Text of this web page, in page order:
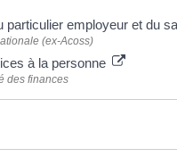
particulier employeur et du
(ex-Acoss)
à la personne
des finances